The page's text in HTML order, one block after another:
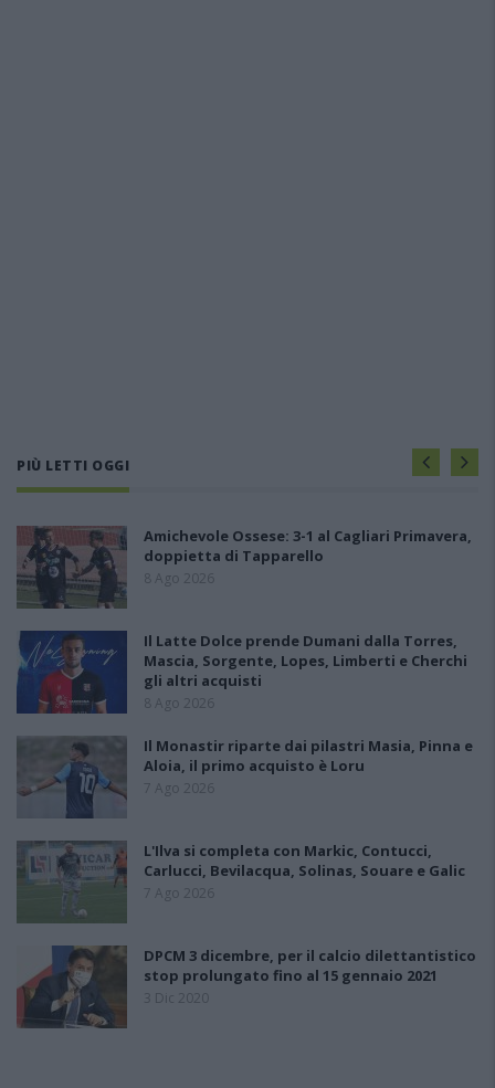
PIÙ LETTI OGGI
Amichevole Ossese: 3-1 al Cagliari Primavera,
doppietta di Tapparello
8 Ago 2026
Il Latte Dolce prende Dumani dalla Torres,
Mascia, Sorgente, Lopes, Limberti e Cherchi
gli altri acquisti
8 Ago 2026
Il Monastir riparte dai pilastri Masia, Pinna e
Aloia, il primo acquisto è Loru
7 Ago 2026
L'Ilva si completa con Markic, Contucci,
Carlucci, Bevilacqua, Solinas, Souare e Galic
7 Ago 2026
DPCM 3 dicembre, per il calcio dilettantistico
stop prolungato fino al 15 gennaio 2021
3 Dic 2020